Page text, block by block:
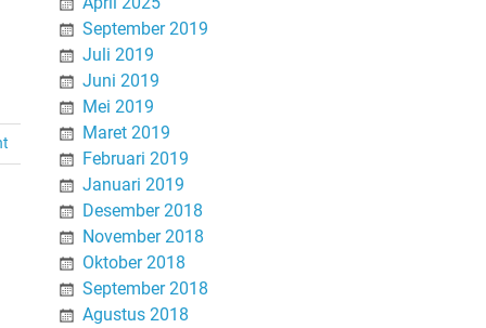
September 2019
Juli 2019
Juni 2019
Mei 2019
Maret 2019
Februari 2019
Januari 2019
Desember 2018
November 2018
Oktober 2018
September 2018
Agustus 2018